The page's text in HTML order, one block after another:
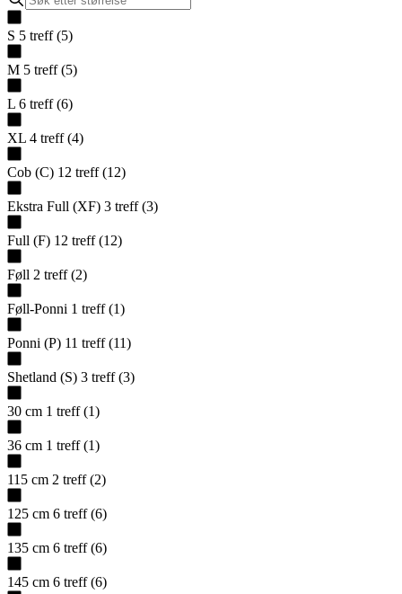
S 5 treff (5)
M 5 treff (5)
L 6 treff (6)
XL 4 treff (4)
Cob (C) 12 treff (12)
Ekstra Full (XF) 3 treff (3)
Full (F) 12 treff (12)
Føll 2 treff (2)
Føll-Ponni 1 treff (1)
Ponni (P) 11 treff (11)
Shetland (S) 3 treff (3)
30 cm 1 treff (1)
36 cm 1 treff (1)
115 cm 2 treff (2)
125 cm 6 treff (6)
135 cm 6 treff (6)
145 cm 6 treff (6)